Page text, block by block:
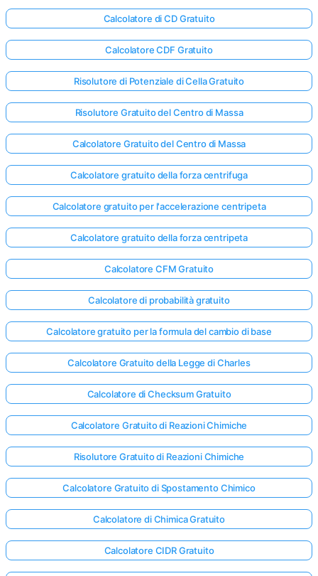
Calcolatore di CD Gratuito
Calcolatore CDF Gratuito
Risolutore di Potenziale di Cella Gratuito
Risolutore Gratuito del Centro di Massa
Calcolatore Gratuito del Centro di Massa
Calcolatore gratuito della forza centrifuga
Calcolatore gratuito per l'accelerazione centripeta
Calcolatore gratuito della forza centripeta
Calcolatore CFM Gratuito
Calcolatore di probabilità gratuito
Calcolatore gratuito per la formula del cambio di base
Calcolatore Gratuito della Legge di Charles
Calcolatore di Checksum Gratuito
Calcolatore Gratuito di Reazioni Chimiche
Risolutore Gratuito di Reazioni Chimiche
Calcolatore Gratuito di Spostamento Chimico
Calcolatore di Chimica Gratuito
Calcolatore CIDR Gratuito